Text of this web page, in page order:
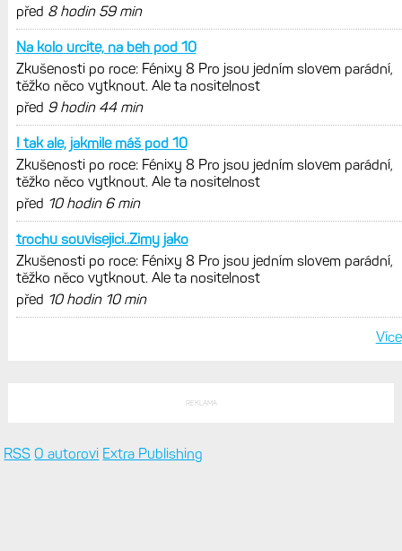
před 8 hodin 59 min
Na kolo urcite, na beh pod 10
Zkušenosti po roce: Fénixy 8 Pro jsou jedním slovem parádní,
těžko něco vytknout. Ale ta nositelnost
před 9 hodin 44 min
I tak ale, jakmile máš pod 10
Zkušenosti po roce: Fénixy 8 Pro jsou jedním slovem parádní,
těžko něco vytknout. Ale ta nositelnost
před 10 hodin 6 min
trochu souvisejici..Zimy jako
Zkušenosti po roce: Fénixy 8 Pro jsou jedním slovem parádní,
těžko něco vytknout. Ale ta nositelnost
před 10 hodin 10 min
Více
REKLAMA
RSS O autorovi Extra Publishing